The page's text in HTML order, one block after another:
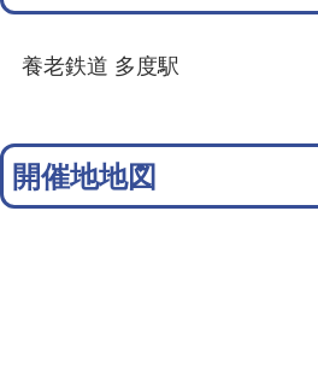
養老鉄道 多度駅
開催地地図